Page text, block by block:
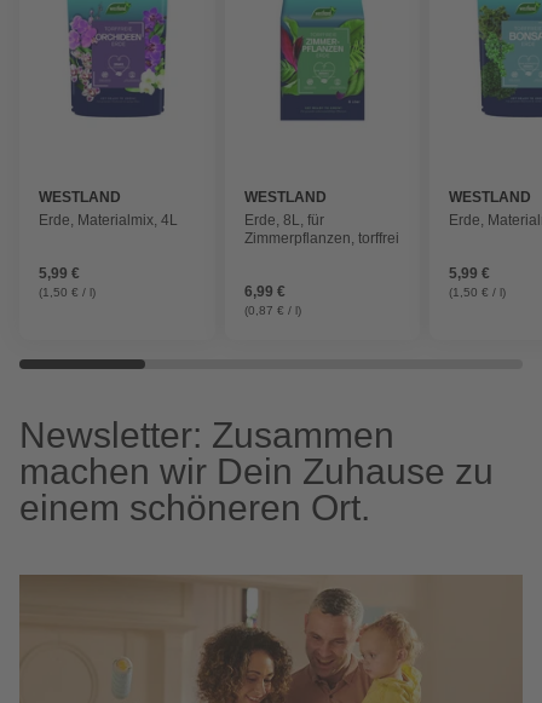
WESTLAND
Erde, Materialmix, 4L
5,99 €
(1,50 € / l)
WESTLAND
Erde, 8L, für
Zimmerpflanzen, torffrei
6,99 €
(0,87 € / l)
WESTLAND
Erde,
5,99 €
(1,50 € / l)
Newsletter: Zusammen
machen wir Dein Zuhause zu
einem schöneren Ort.